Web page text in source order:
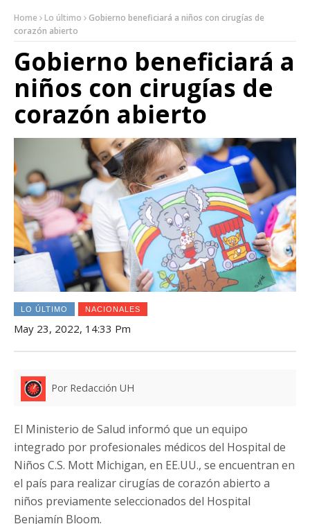
Home Lo último
Gobierno beneficiará a niños con cirugías de
corazón abierto
Gobierno beneficiará a
niños con cirugías de
corazón abierto
LO ÚLTIMO NACIONALES
May 23, 2022, 14:33 Pm
Por Redacción UH
El Ministerio de Salud informó que un equipo
integrado por profesionales médicos del Hospital de
Niños C.S. Mott Michigan, en EE.UU., se encuentran en
el país para realizar cirugías de corazón abierto a
niños previamente seleccionados del Hospital
Benjamín Bloom.